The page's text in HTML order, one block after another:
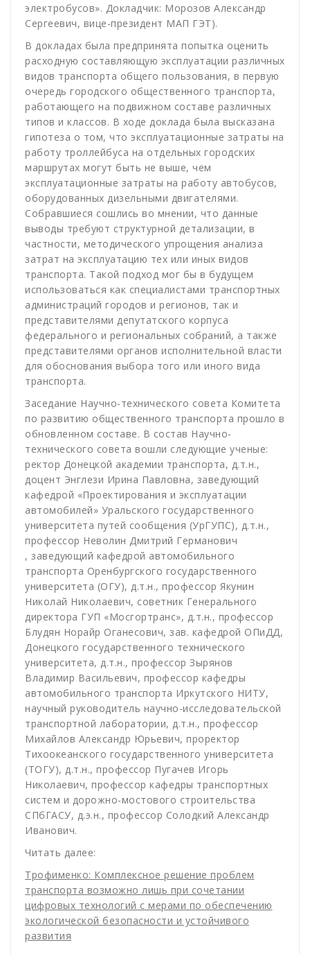
электробусов». Докладчик: Морозов Александр
Сергеевич, вице-президент МАП ГЭТ).
В докладах была предпринята попытка оценить
расходную составляющую эксплуатации различных
видов транспорта общего пользования, в первую
очередь городского общественного транспорта,
работающего на подвижном составе различных
типов и классов. В ходе доклада была высказана
гипотеза о том, что эксплуатационные затраты на
работу троллейбуса на отдельных городских
маршрутах могут быть не выше, чем
эксплуатационные затраты на работу автобусов,
оборудованных дизельными двигателями.
Собравшиеся сошлись во мнении, что данные
выводы требуют структурной детализации, в
частности, методического упрощения анализа
затрат на эксплуатацию тех или иных видов
транспорта. Такой подход мог бы в будущем
использоваться как специалистами транспортных
администраций городов и регионов, так и
представителями депутатского корпуса
федерального и региональных собраний, а также
представителями органов исполнительной власти
для обоснования выбора того или иного вида
транспорта.
Заседание Научно-технического совета Комитета
по развитию общественного транспорта прошло в
обновленном составе. В состав Научно-
технического совета вошли следующие ученые:
ректор Донецкой академии транспорта, д.т.н.,
доцент Энглези Ирина Павловна, заведующий
кафедрой «Проектирования и эксплуатации
автомобилей» Уральского государственного
университета путей сообщения (УрГУПС), д.т.н.,
профессор Неволин Дмитрий Германович
, заведующий кафедрой автомобильного
транспорта Оренбургского государственного
университета (ОГУ), д.т.н., профессор Якунин
Николай Николаевич, советник Генерального
директора ГУП «Мосгортранс», д.т.н., профессор
Блудян Норайр Оганесович, зав. кафедрой ОПиДД,
Донецкого государственного технического
университета, д.т.н., профессор Зырянов
Владимир Васильевич, профессор кафедры
автомобильного транспорта Иркутского НИТУ,
научный руководитель научно-исследовательской
транспортной лаборатории, д.т.н., профессор
Михайлов Александр Юрьевич, проректор
Тихоокеанского государственного университета
(ТОГУ), д.т.н., профессор Пугачев Игорь
Николаевич, профессор кафедры транспортных
систем и дорожно-мостового строительства
СПбГАСУ, д.э.н., профессор Солодкий Александр
Иванович.
Читать далее:
Трофименко: Комплексное решение проблем
транспорта возможно лишь при сочетании
цифровых технологий с мерами по обеспечению
экологической безопасности и устойчивого
развития